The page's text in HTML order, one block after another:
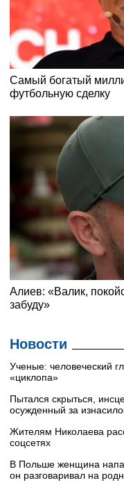
Новости
Ученые: человеческий
«циклопа»
Пытался скрыться,
осужденный за
Жителям Николаева
соцсетях
В Польше женщина
он разговаривал на